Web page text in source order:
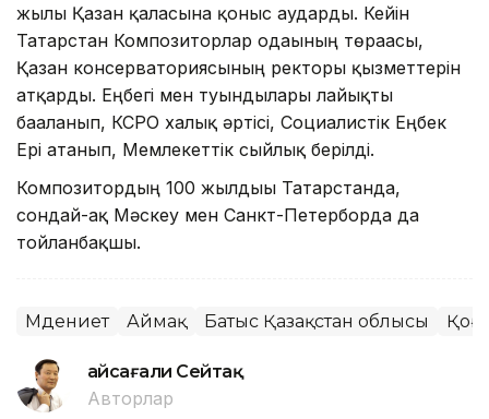
жылы Қазан қаласына қоныс аударды. Кейін
Татарстан Композиторлар одағының төрағасы,
Қазан консерваториясының ректоры қызметтерін
атқарды. Еңбегі мен туындылары лайықты
бағаланып, КСРО халық әртісі, Социалистік Еңбек
Ері атанып, Мемлекеттік сыйлық берілді.
Композитордың 100 жылдығы Татарстанда,
сондай-ақ Мәскеу мен Санкт-Петерборда да
тойланбақшы.
Мәдениет Аймақ Батыс Қазақстан облысы
Ғайсағали Сейтақ
Авторлар